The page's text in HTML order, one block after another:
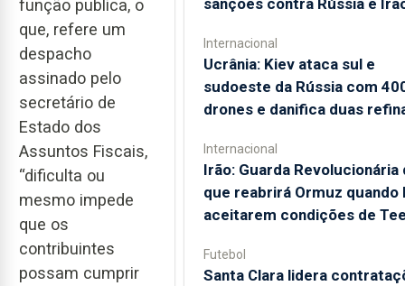
função publica, o
que, refere um
despacho
assinado pelo
secretário de
Estado dos
Assuntos Fiscais,
“dificulta ou
mesmo impede
que os
contribuintes
possam cumprir
sanções contra Rússia e
Internacional
Ucrânia: Kiev ataca sul e
sudoeste da Rússia com
drones e danifica duas
Internacional
Irão: Guarda Revolucionária
que reabrirá Ormuz quando
aceitarem condições de
Futebol
Santa Clara lidera